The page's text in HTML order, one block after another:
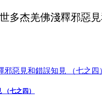
杰羌佛淺釋邪惡
七之四）